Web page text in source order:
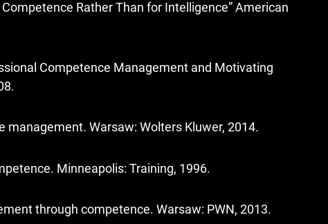
Rather Than for Intelligence” American
Competence Management and Motivating
management. Warsaw: Wolters Kluwer, 2014.
Minneapolis: Training, 1996.
through competence. Warsaw: PWN, 2013.